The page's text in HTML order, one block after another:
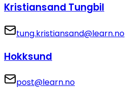
Kristiansand Tungbil
tung.kristiansand@learn.no
Hokksund
post@learn.no